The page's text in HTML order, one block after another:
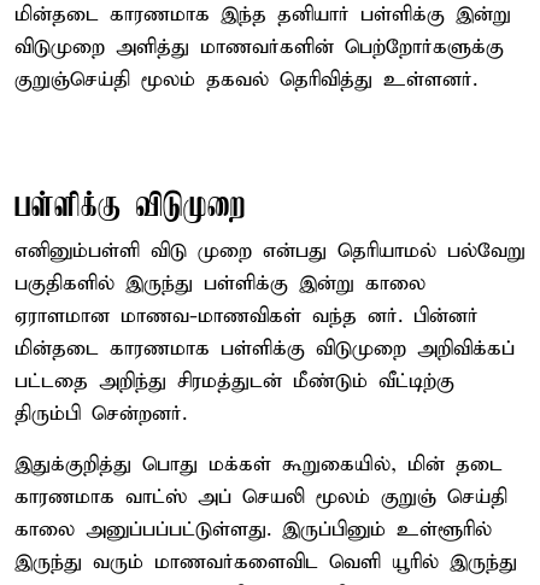
மின்தடை காரணமாக இந்த தனியார் பள்ளிக்கு இன்று
விடுமுறை அளித்து மாணவர்களின் பெற்றோர்களுக்கு
குறுஞ்செய்தி மூலம் தகவல் தெரிவித்து உள்ளனர்.
பள்ளிக்கு விடுமுறை
எனினும்பள்ளி விடு முறை என்பது தெரியாமல் பல்வேறு
பகுதிகளில் இருந்து பள்ளிக்கு இன்று காலை
ஏராளமான மாணவ-மாணவிகள் வந்த னர். பின்னர்
மின்தடை காரணமாக பள்ளிக்கு விடுமுறை அறிவிக்கப்
பட்டதை அறிந்து சிரமத்துடன் மீண்டும் வீட்டிற்கு
திரும்பி சென்றனர்.
இதுக்குறித்து பொது மக்கள் கூறுகையில், மின் தடை
காரணமாக வாட்ஸ் அப் செயலி மூலம் குறுஞ் செய்தி
காலை அனுப்பப்பட்டுள்ளது. இருப்பினும் உள்ளூரில்
இருந்து வரும் மாணவர்களைவிட வெளி யூரில் இருந்து